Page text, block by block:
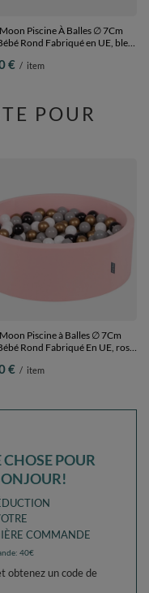
Piscine À Balles ∅ 7Cm
Rond Fabriqué en UE, bleu:
€ / item
POUR
Piscine à Balles ∅ 7Cm
Rond Fabriqué En UE, rose:
€ / item
POUR
COMMANDE
40€
obtenez un code de